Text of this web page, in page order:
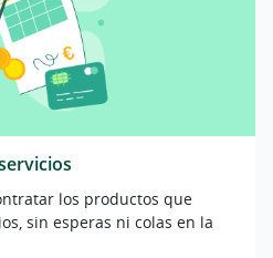
los productos que
sin esperas ni colas en la